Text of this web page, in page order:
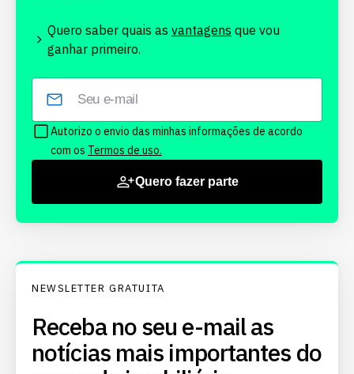
Quero saber quais as vantagens que vou
ganhar primeiro.
Autorizo o envio das minhas informações de acordo
com os Termos de uso.
Quero fazer parte
NEWSLETTER GRATUITA
Receba no seu e-mail as
notícias mais importantes do